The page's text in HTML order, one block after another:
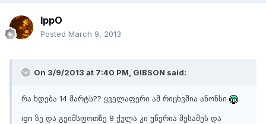
IppO
Posted March 9, 2013
On 3/9/2013 at 7:40 PM, GIBSON said:
რა ხდება 14 მარტს?? ყველაფერი ამ რიცხვშია ანონსი
ign ზე და გეიმსფოთზე 8 ქულა კი უწერია მესამეს და